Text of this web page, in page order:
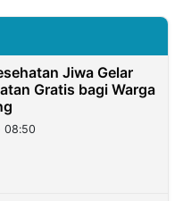
Jiwa Gelar
Gratis bagi Warga
08:50